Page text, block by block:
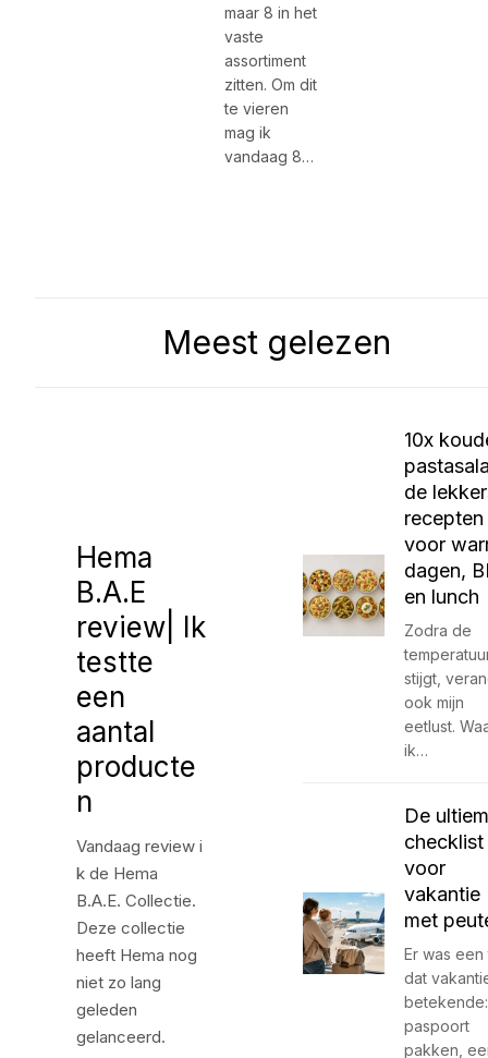
maar 8 in het
vaste
assortiment
zitten.⁠ Om dit
te vieren
mag ik
vandaag 8…
Meest gelezen
Hema
B.A.E
review| Ik
testte
een
aantal
producte
n
Vandaag review i
k de Hema
B.A.E. Collectie.
Deze collectie
heeft Hema nog
niet zo lang
geleden
gelanceerd.
10x
de
recepten
voor
dagen,
en lunch
Zodra de
stijgt,
ook mijn
eetlust.
ik…
De
checklist
voor
vakantie
met
Er was een
dat
betekende:
paspoort
pakken,